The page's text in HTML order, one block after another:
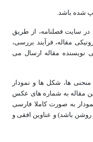
در سایت فصلنامه، از طریق
مقاله، فرآیند بررسی،
نویسنده مقاله ارسال می
ها، شکل ها و نمودار
مقاله به شماره های عکس
به صورت کاملا فارسی
باشد) و عناوین افقی و